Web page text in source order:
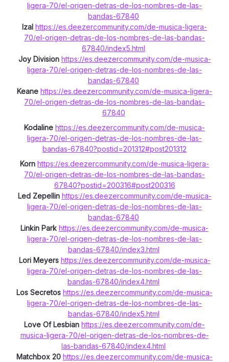
ligera-70/el-origen-detras-de-los-nombres-de-las-
bandas-67840
Izal https://es.deezercommunity.com/de-musica-ligera-
70/el-origen-detras-de-los-nombres-de-las-bandas-
67840/index5.html
Joy Division https://es.deezercommunity.com/de-musica-
ligera-70/el-origen-detras-de-los-nombres-de-las-
bandas-67840
Keane https://es.deezercommunity.com/de-musica-ligera-
70/el-origen-detras-de-los-nombres-de-las-bandas-
67840
Kodaline https://es.deezercommunity.com/de-musica-
ligera-70/el-origen-detras-de-los-nombres-de-las-
bandas-67840?postid=201312#post201312
Korn https://es.deezercommunity.com/de-musica-ligera-
70/el-origen-detras-de-los-nombres-de-las-bandas-
67840?postid=200316#post200316
Led Zepellin https://es.deezercommunity.com/de-musica-
ligera-70/el-origen-detras-de-los-nombres-de-las-
bandas-67840
Linkin Park https://es.deezercommunity.com/de-musica-
ligera-70/el-origen-detras-de-los-nombres-de-las-
bandas-67840/index3.html
Lori Meyers https://es.deezercommunity.com/de-musica-
ligera-70/el-origen-detras-de-los-nombres-de-las-
bandas-67840/index4.html
Los Secretos https://es.deezercommunity.com/de-musica-
ligera-70/el-origen-detras-de-los-nombres-de-las-
bandas-67840/index5.html
Love Of Lesbian https://es.deezercommunity.com/de-
musica-ligera-70/el-origen-detras-de-los-nombres-de-
las-bandas-67840/index4.html
Matchbox 20 https://es.deezercommunity.com/de-musica-